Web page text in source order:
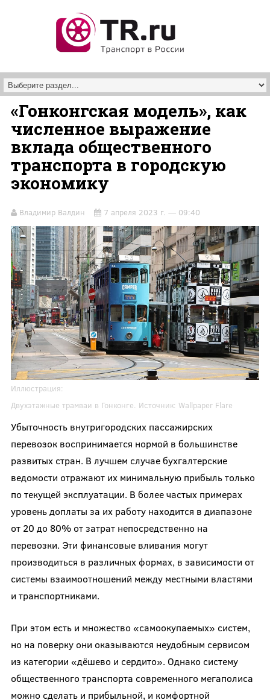
«Гонконгская модель», как
численное выражение
вклада общественного
транспорта в городскую
экономику
Владимир Валдин 7 апреля 2023 г. — 09:40
Иллюстрация:
Двухэтажные трамваи в Гонконге. Источник: Wallpaper Flare
Убыточность внутригородских пассажирских
перевозок воспринимается нормой в большинстве
развитых стран. В лучшем случае бухгалтерские
ведомости отражают их минимальную прибыль только
по текущей эксплуатации. В более частых примерах
уровень доплаты за их работу находится в диапазоне
от 20 до 80% от затрат непосредственно на
перевозки. Эти финансовые вливания могут
производиться в различных формах, в зависимости от
системы взаимоотношений между местными властями
и транспортниками.
При этом есть и множество «самоокупаемых» систем,
но на поверку они оказываются неудобным сервисом
из категории «дёшево и сердито». Однако систему
общественного транспорта современного мегаполиса
можно сделать и прибыльной, и комфортной